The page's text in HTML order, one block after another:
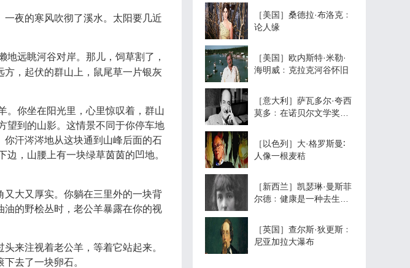
夜的寒风吹彻了溪水。太阳要几近
远眺河谷对岸。那儿，饲草割了，
，起伏的群山上，鼠尾草一片银灰
。你坐在阳光里，心里惊叹着，群山
望到的山影。这情景不同于你停车地
汗涔涔地从这块通到山峰后面的石
，山腰上有一块绿草茵茵的凹地。
大又厚实。你躺在三里外的一块背
的野桧丛时，老公羊暴露在你的视
来注视着老公羊，等着它站起来。
去了一块卵石。
［美国］桑德拉·布洛克﹕
论人缘
［美国］欧内斯特·米勒·
海明威﹕克拉克河谷怀旧
［意大利］萨瓦多尔·夸西
莫多﹕在诺贝尔文学奖获
［以色列］大·格罗斯曼∶
人像一根麦秸
［新西兰］凯瑟琳·曼斯菲
尔德﹕健康是一种去生活
［英国］查尔斯·狄更斯﹕
尼亚加拉大瀑布